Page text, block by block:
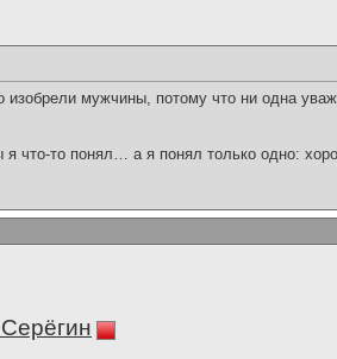
изобрели мужчины, потому что ни одна
что-то понял… а я понял только одно: